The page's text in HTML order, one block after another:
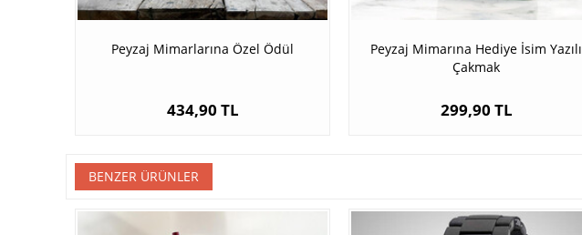
Peyzaj Mimarlarına Özel Ödül
434,90 TL
Peyzaj Mimarına Hediye İsim Yazılı
Çakmak
299,90 TL
BENZER ÜRÜNLER